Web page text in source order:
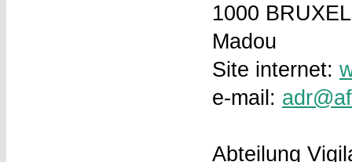
1000
Madou
Site internet:
e-mail:
Abteilung